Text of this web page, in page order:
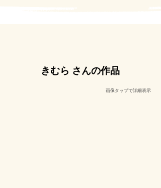
きむら さんの作品
​画像タップで詳細表示